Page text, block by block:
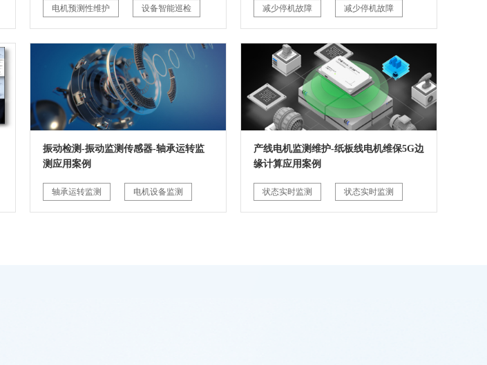
电机预测性维护 设备智能巡检 减少停机故障 减少停机故障
振动检测-振动监测传感器-轴承运转监
测应用案例
轴承运转监测 电机设备监测
产线电机监测维护-纸板线电机维保5G边
缘计算应用案例
状态实时监测 状态实时监测